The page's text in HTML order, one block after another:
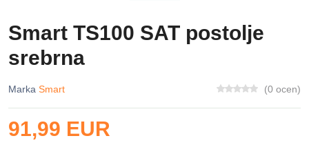
Smart TS100 SAT postolje
srebrna
Marka Smart (0 ocen)
91,99 EUR